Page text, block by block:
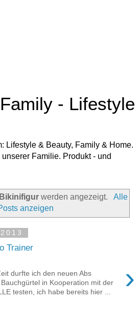
- Lifestyle
Lifestyle & Beauty, Family & Home.
Familie. Produkt - und
Bikinifigur werden angezeigt.
Alle
anzeigen
Trainer
›
durfte ich den neuen Abs
in Kooperation mit der
testen, ich habe bereits hier ...